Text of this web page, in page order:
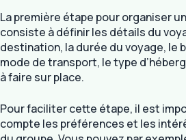
La première étape pour organiser
consiste à définir les détails du
destination, la durée du voyage, le
mode de transport, le type
à faire sur place.
Pour faciliter cette étape, il est
compte les préférences et les